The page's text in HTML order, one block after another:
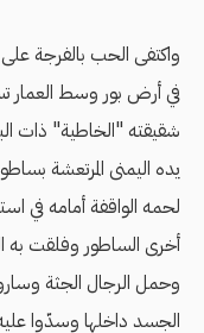
واكتفى الحب بالفرجة على
في أرض بور وسط العمار
شقيقته "الخاطية" ذات
يده اليمنى المرتعشة
لحمه الواقفة أمامه في
أخرى الساطور وفلقت
وحمل الرجال الجثة
الجسد داخلها وسدّوا